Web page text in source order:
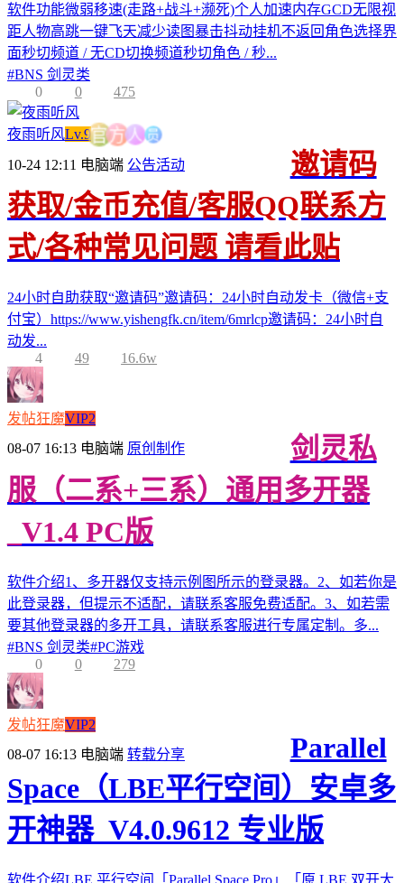
软件功能微弱移速(走路+战斗+濒死)个人加速内存GCD无限视
距人物高跳一键飞天减少读图暴击抖动挂机不返回角色选择界
面秒切频道 / 无CD切换频道秒切角色 / 秒...
#BNS 剑灵类
0
0 475
夜雨听风Lv.9官 方人员
10-24 12:11 电脑端 公告活动
邀请码
获取/金币充值/客服QQ联系方
式/各种常见问题 请看此贴
24小时自助获取“邀请码”邀请码：24小时自动发卡（微信+支
付宝）https://www.yishengfk.cn/item/6mrlcp邀请码：24小时自
动发...
4
49 16.6w
发帖狂魔VIP2
08-07 16:13 电脑端 原创制作
剑灵私
服（二系+三系）通用多开器
_V1.4 PC版
软件介绍1、多开器仅支持示例图所示的登录器。2、如若你是
此登录器，但提示不适配，请联系客服免费适配。3、如若需
要其他登录器的多开工具，请联系客服进行专属定制。多...
#BNS 剑灵类#PC游戏
0
0 279
发帖狂魔VIP2
08-07 16:13 电脑端 转载分享
Parallel
Space（LBE平行空间）安卓多
开神器_V4.0.9612 专业版
软件介绍LBE 平行空间「Parallel Space Pro」「原 LBE 双开大